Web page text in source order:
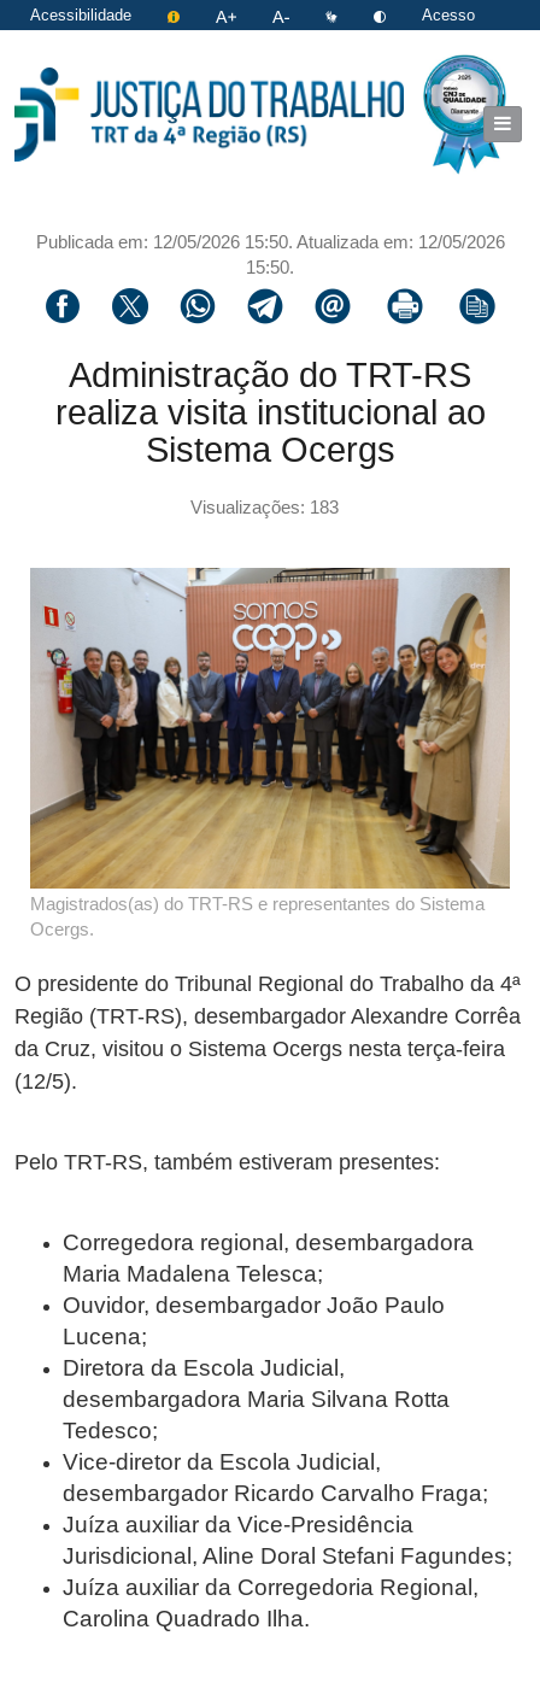
Acessibilidade
Acesso
Publicada em: 12/05/2026 15:50. Atualizada em: 12/05/2026
15:50.
Compartilhar via facebook
Compartilhar via twitter
Compartilhar via whatsapp
Compartilhar via telegram
Compartilhar via email
Imprimir a página
Copiar
Administração do TRT-RS
realiza visita institucional ao
Sistema Ocergs
Visualizações: 183
Magistrados(as) do TRT-RS e representantes do Sistema
Ocergs.
O presidente do Tribunal Regional do Trabalho da 4ª
Região (TRT-RS), desembargador Alexandre Corrêa
da Cruz, visitou o Sistema Ocergs nesta terça-feira
(12/5).
Pelo TRT-RS, também estiveram presentes:
Corregedora regional, desembargadora
Maria Madalena Telesca;
Ouvidor, desembargador João Paulo
Lucena;
Diretora da Escola Judicial,
desembargadora Maria Silvana Rotta
Tedesco;
Vice-diretor da Escola Judicial,
desembargador Ricardo Carvalho Fraga;
Juíza auxiliar da Vice-Presidência
Jurisdicional, Aline Doral Stefani Fagundes;
Juíza auxiliar da Corregedoria Regional,
Carolina Quadrado Ilha.